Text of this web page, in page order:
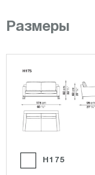
Размеры
H175